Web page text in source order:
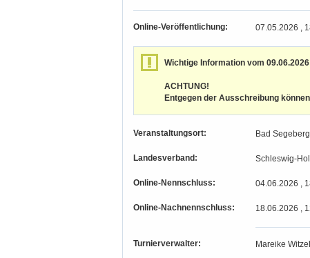
Online-Veröffentlichung: 07.05.2026 ,
Wichtige Information vom 09.06.2026
ACHTUNG!
Entgegen der Ausschreibung
Veranstaltungsort: Bad Segeberg
Landesverband: Schleswig-
Online-Nennschluss: 04.06.2026 ,
Online-Nachnennschluss: 18.06.2026 ,
Turnierverwalter: Mareike Witzel